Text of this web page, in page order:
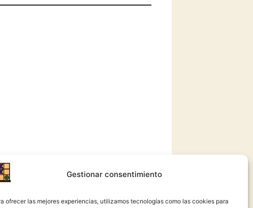
Gestionar consentimiento
ofrecer las mejores experiencias, utilizamos tecnologías como las cookies para